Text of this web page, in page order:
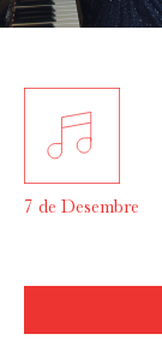
7 de Desembre